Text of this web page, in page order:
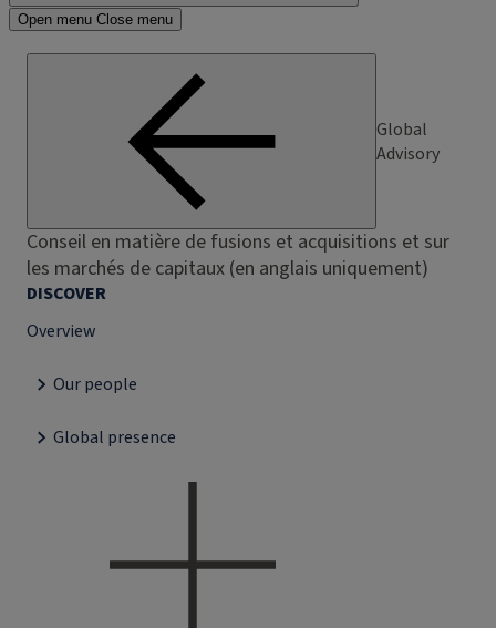
Open menu Close menu
Global
Advisory
Conseil en matière de fusions et acquisitions et sur
les marchés de capitaux (en anglais uniquement)
DISCOVER
Overview
Our people
Global presence